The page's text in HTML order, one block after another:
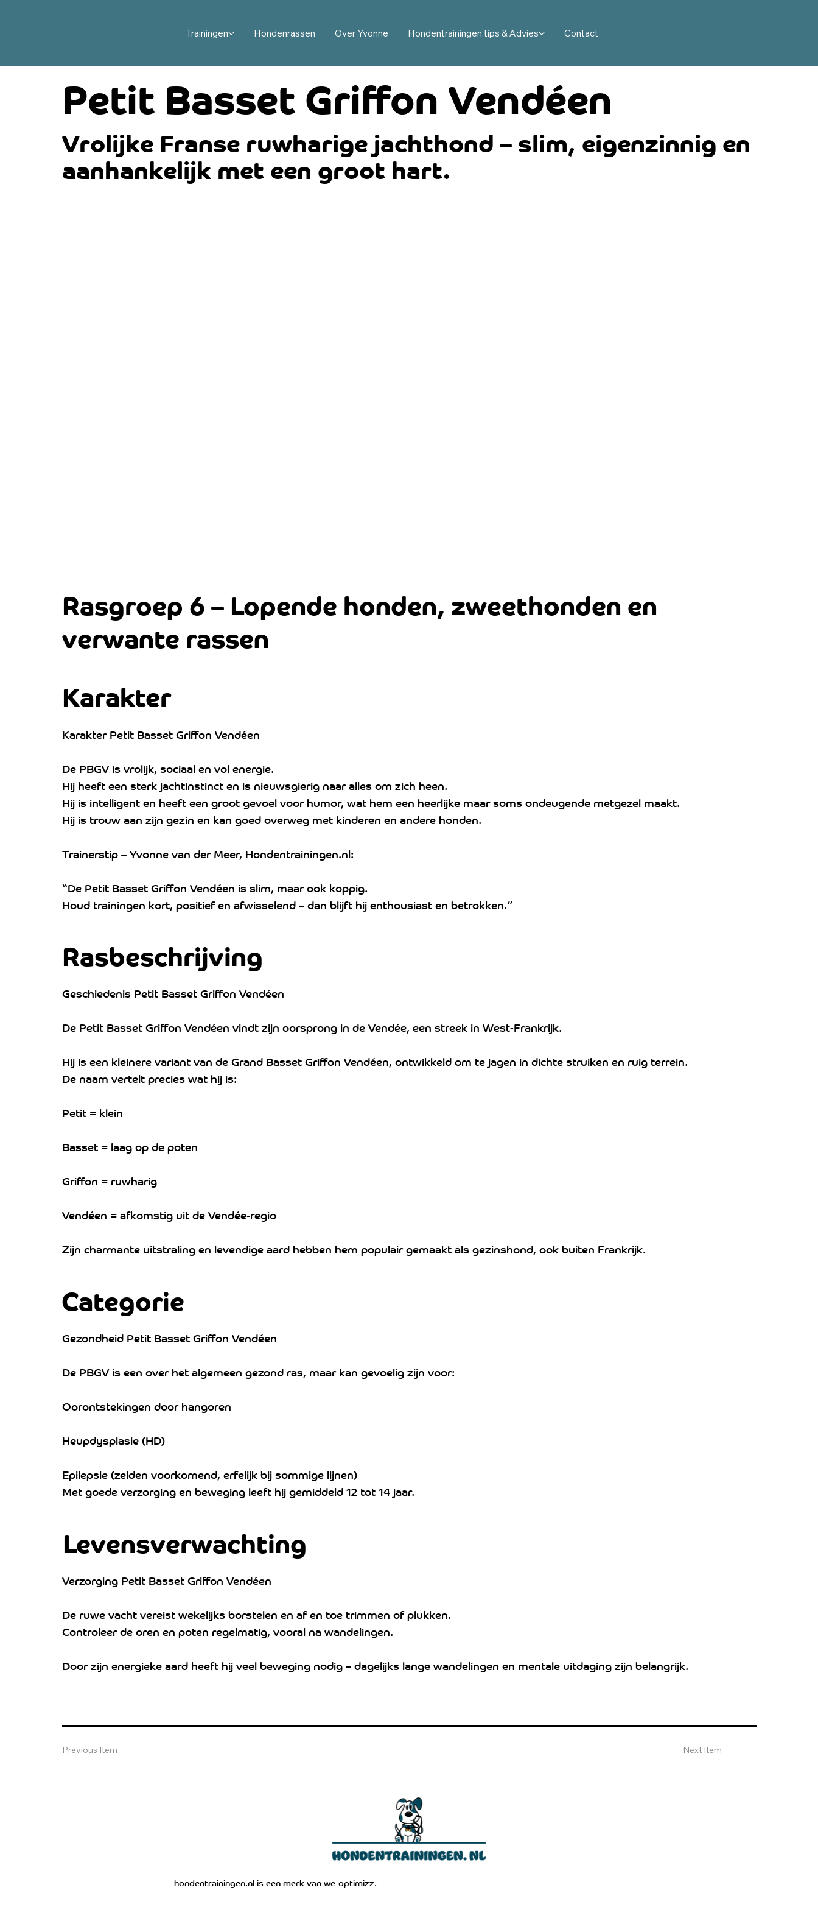
Trainingen Hondenrassen Over Yvonne Hondentrainingen tips & Advies Contact
Petit Basset Griffon Vendéen
Vrolijke Franse ruwharige jachthond – slim, eigenzinnig en
aanhankelijk met een groot hart.
Rasgroep 6 – Lopende honden, zweethonden en
verwante rassen
Karakter
Karakter Petit Basset Griffon Vendéen
De PBGV is vrolijk, sociaal en vol energie.
Hij heeft een sterk jachtinstinct en is nieuwsgierig naar alles om zich heen.
Hij is intelligent en heeft een groot gevoel voor humor, wat hem een heerlijke maar soms ondeugende metgezel maakt.
Hij is trouw aan zijn gezin en kan goed overweg met kinderen en andere honden.
Trainerstip – Yvonne van der Meer, Hondentrainingen.nl:
“De Petit Basset Griffon Vendéen is slim, maar ook koppig.
Houd trainingen kort, positief en afwisselend – dan blijft hij enthousiast en betrokken.”
Rasbeschrijving
Geschiedenis Petit Basset Griffon Vendéen
De Petit Basset Griffon Vendéen vindt zijn oorsprong in de Vendée, een streek in West-Frankrijk.
Hij is een kleinere variant van de Grand Basset Griffon Vendéen, ontwikkeld om te jagen in dichte struiken en ruig terrein.
De naam vertelt precies wat hij is:
Petit = klein
Basset = laag op de poten
Griffon = ruwharig
Vendéen = afkomstig uit de Vendée-regio
Zijn charmante uitstraling en levendige aard hebben hem populair gemaakt als gezinshond, ook buiten Frankrijk.
Categorie
Gezondheid Petit Basset Griffon Vendéen
De PBGV is een over het algemeen gezond ras, maar kan gevoelig zijn voor:
Oorontstekingen door hangoren
Heupdysplasie (HD)
Epilepsie (zelden voorkomend, erfelijk bij sommige lijnen)
Met goede verzorging en beweging leeft hij gemiddeld 12 tot 14 jaar.
Levensverwachting
Verzorging Petit Basset Griffon Vendéen
De ruwe vacht vereist wekelijks borstelen en af en toe trimmen of plukken.
Controleer de oren en poten regelmatig, vooral na wandelingen.
Door zijn energieke aard heeft hij veel beweging nodig – dagelijks lange wandelingen en mentale uitdaging zijn belangrijk.
Previous Item Next Item
hondentrainingen.nl is een merk vanwe-optimizz.